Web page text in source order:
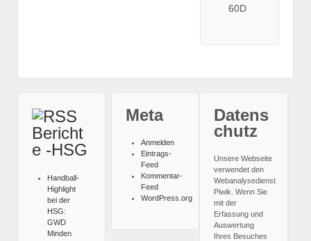
60D
Bericht
e -HSG
Handball-
Highlight
bei der
HSG:
GWD
Minden
Meta
Anmelden
Eintrags-
Feed
Kommentar-
Feed
WordPress.org
Datens
chutz
Unsere Webseite
verwendet den
Webanalysedienst
Piwik. Wenn Sie
mit der
Erfassung und
Auswertung
Ihres Besuches